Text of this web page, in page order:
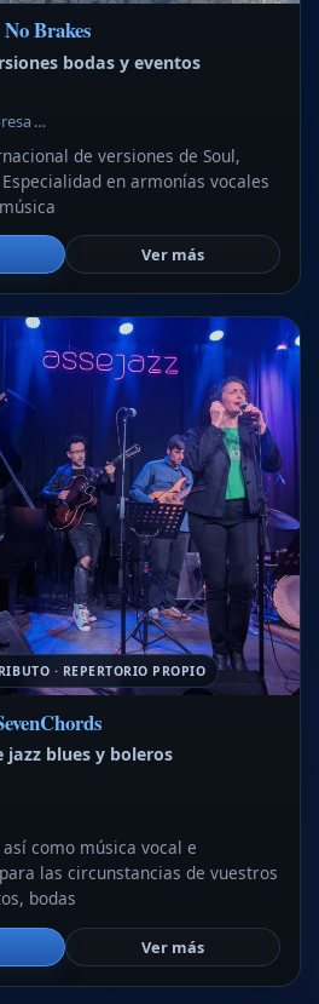
No Brakes
bodas y eventos
…
de versiones de Soul,
Especialidad en armonías vocales
Ver más
· REPERTORIO PROPIO
jazz blues y boleros
como música vocal e
las circunstancias de vuestros
bodas
Ver más